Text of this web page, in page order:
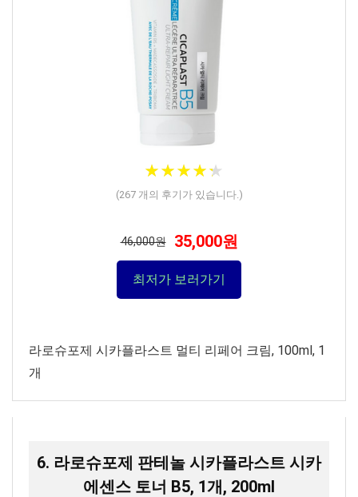
★★★★★
★★★★★
(267개의 후기가 있습니다.)
46,000원 35,000원
최저가 보러가기
라로슈포제 시카플라스트 멀티 리페어 크림, 100ml, 1
개
6. 라로슈포제 판테놀 시카플라스트 시카
에센스 토너 B5, 1개, 200ml